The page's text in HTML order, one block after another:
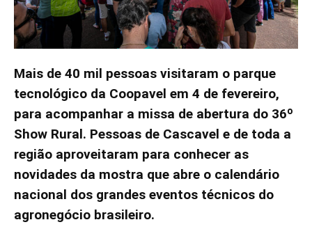
Mais de 40 mil pessoas visitaram o parque
tecnológico da Coopavel em 4 de fevereiro,
para acompanhar a missa de abertura do 36º
Show Rural. Pessoas de Cascavel e de toda a
região aproveitaram para conhecer as
novidades da mostra que abre o calendário
nacional dos grandes eventos técnicos do
agronegócio brasileiro.